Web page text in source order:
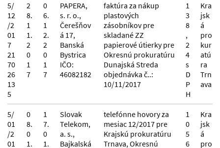
5/
12
/2
01
7
21
70
26
13
5
2
8.
1
1.
2
0
1
7
0
6.
1
2.
2
0
1
7
PAPERA,
s. r. o.,
Čerešňov
á 17,
Banská
Bystrica
IČO:
46082182
faktúra za nákup
plastových
zásobníkov pre
skladané ZZ
papierové útierky pre
Okresnú prokuratúru
Dunajská Streda
objednávka č..:
10/11/2017
1
3
8
,
2
4
s
D
P
H
Kra
jsk
á
pro
kur
atú
ra
Trn
ava
5/
01
/2
01
0
8.
0
1.
1
7.
0
1.
Slovak
Telekom,
a. s.,
Bajkalská
telefónne hovory za
mesiac 12/2017 pre
Krajskú prokuratúru
Trnava, Okresnú
1
0
5
6
Kra
jsk
á
pro